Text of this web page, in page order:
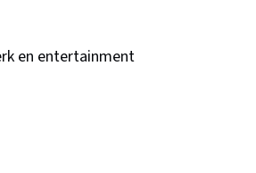
en entertainment